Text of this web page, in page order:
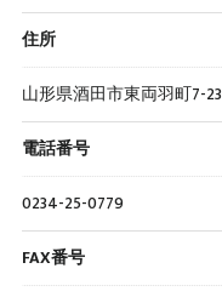
住所
山形県酒田市東両羽町7-23
電話番号
0234-25-0779
FAX番号